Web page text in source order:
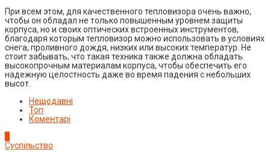
При всем этом, для качественного тепловизора очень важно,
чтобы он обладал не только повышенным уровнем защиты
корпуса, но и своих оптических встроенных инструментов,
благодаря которым тепловизор можно использовать в условиях
снега, проливного дождя, низких или высоких температур. Не
стоит забывать, что такая техника также должна обладать
высокопрочным материалам корпуса, чтобы обеспечить его
надежную целостность даже во время падения с небольших
высот.
Нещодавні
Топ
Коментарі
Суспільство